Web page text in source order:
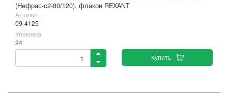
(Нефрас-с2-80/120), флакон REXANT
Артикул :
09-4125
Упаковка
24
Купить